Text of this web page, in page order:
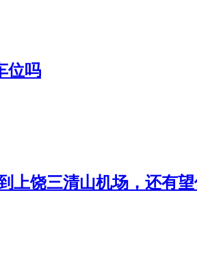
位吗
上饶三清山机场，还有